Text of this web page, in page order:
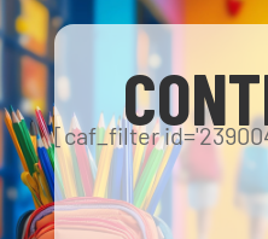
[caf_filter